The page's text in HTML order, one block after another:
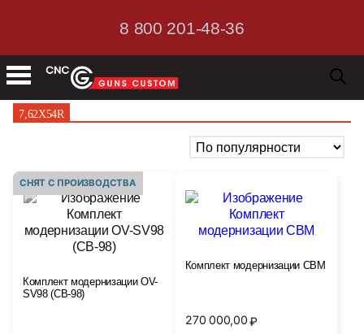
8 800 201-48-36
7,62Х54R
СНЯТ С ПРОИЗВОДСТВА
Комплект модернизации OV-
SV98 (СВ-98)
Комплект модернизации СВМ
270 000,00₽